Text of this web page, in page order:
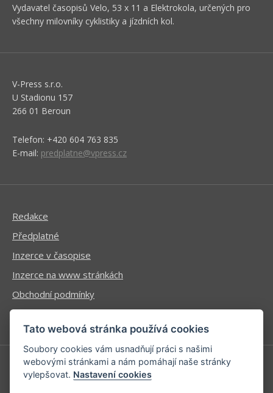
Vydavatel časopisů Velo, 53 x 11 a Elektrokola, určených pro
všechny milovníky cyklistiky a jízdních kol.
V-Press s.r.o.
U Stadionu 157
266 01 Beroun
Telefon: +420 604 763 835
E-mail: predplatne@vpress.cz
Redakce
Předplatné
Inzerce v časopise
Inzerce na www stránkách
Obchodní podmínky
Ochrana osobních údajů
Příhlášení | Registrace
Tato webová stránka používá cookies
Soubory cookies vám usnadňují práci s našimi
webovými stránkami a nám pomáhají naše stránky
vylepšovat. Nastavení cookies